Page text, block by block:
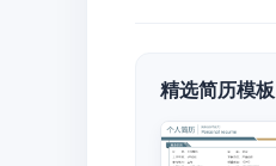
精选简历模板